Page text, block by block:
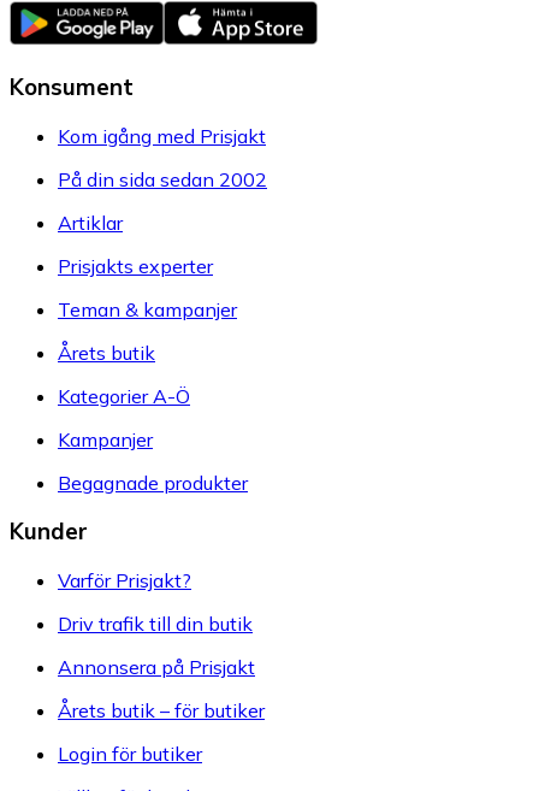
Konsument
Kom igång med Prisjakt
På din sida sedan 2002
Artiklar
Prisjakts experter
Teman & kampanjer
Årets butik
Kategorier A-Ö
Kampanjer
Begagnade produkter
Kunder
Varför Prisjakt?
Driv trafik till din butik
Annonsera på Prisjakt
Årets butik – för butiker
Login för butiker